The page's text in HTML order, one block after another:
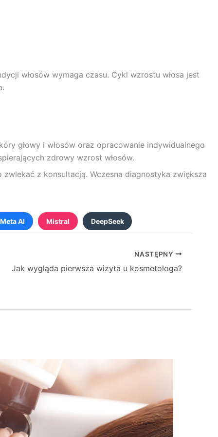
włosów wymaga czasu. Cykl wzrostu włosa jest
głowy i włosów oraz opracowanie indywidualnego
zdrowy wzrost włosów.
z konsultacją. Wczesna diagnostyka zwiększa
Meta AI Mistral DeepSeek
NASTĘPNY
Jak wygląda pierwsza wizyta u kosmetologa?